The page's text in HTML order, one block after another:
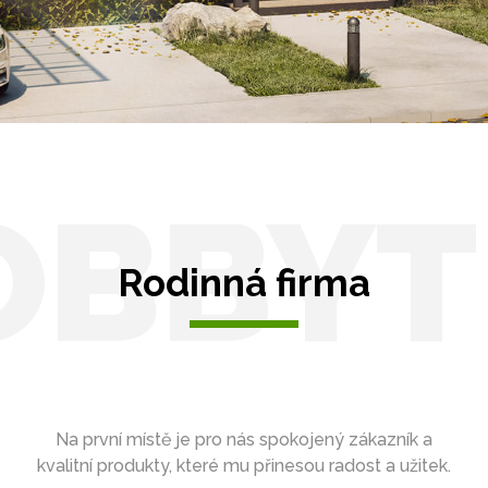
Rodinná firma
Na první místě je pro nás spokojený zákazník a
kvalitní produkty, které mu přinesou radost a užitek.